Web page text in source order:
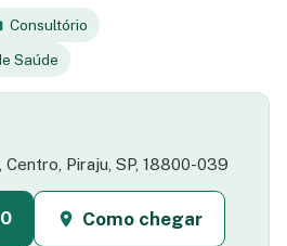
Consultório
Saúde
Centro, Piraju, SP, 18800-039
Como chegar